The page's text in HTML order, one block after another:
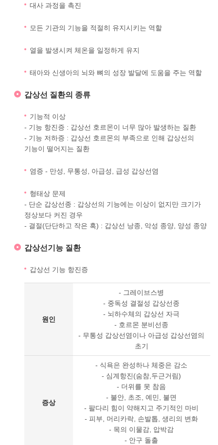
대사 과정을 촉진
모든 기관의 기능을 적절히 유지시키는 역할
열을 발생시켜 체온을 일정하게 유지
태아와 신생아의 뇌와 뼈의 성장 발달에 도움을 주는 역할
갑상선 질환의 종류
기능적 이상
- 기능 항진증 : 갑상선 호르몬이 너무 많아 발생하는 질환
- 기능 저하증 : 갑상선 호르몬의 부족으로 인해 갑상선의
기능이 떨어지는 질환
염증 - 만성, 무통성, 아급성, 급성 갑상선염
형태상 문제
- 단순 갑상선종 : 갑상선의 기능에는 이상이 없지만 크기가
정상보다 커진 경우
- 결절(단단하고 작은 혹) : 갑상선 낭종, 악성 종양, 양성 종양
갑상선기능 질환
갑상선 기능 항진증
원인
- 그레이브스병
- 중독성 결절성 갑상선종
- 뇌하수체의 갑상선 자극
- 호르몬 분비선종
- 무통성 갑상선염이나 아급성 갑상선염의
초기
증상
- 식욕은 완성하나 체중은 감소
- 심계항진(숨참,두근거림)
- 더위를 못 참음
- 불안, 초조, 예민, 불면
- 팔다리 힘이 약해지고 주기적인 마비
- 피부, 머리카락, 손발톱, 생리의 변화
- 목의 이물감, 압박감
- 안구 돌출